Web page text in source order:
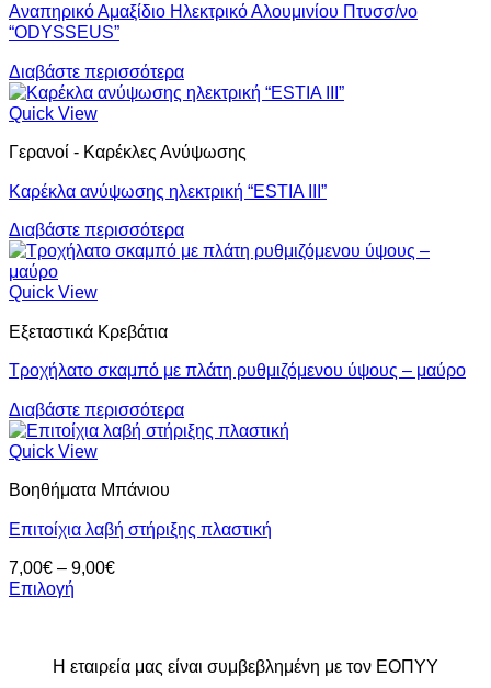
Αναπηρικό Αμαξίδιο Ηλεκτρικό Αλουμινίου Πτυσσ/νο
“ODYSSEUS”
Διαβάστε περισσότερα
Quick View
Γερανοί - Καρέκλες Ανύψωσης
Καρέκλα ανύψωσης ηλεκτρική “ESTIA III”
Διαβάστε περισσότερα
Quick View
Εξεταστικά Κρεβάτια
Τροχήλατο σκαμπό με πλάτη ρυθμιζόμενου ύψους – μαύρο
Διαβάστε περισσότερα
Quick View
Βοηθήματα Μπάνιου
Επιτοίχια λαβή στήριξης πλαστική
7,00€ – 9,00€Price
Επιλογή
Η εταιρεία μας είναι συμβεβλημένη με τον ΕΟΠΥΥ